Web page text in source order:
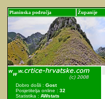
Planinska područja Županije
Dobro došli : Gost
Posjetitelja online : 32
Statistika : AWstats